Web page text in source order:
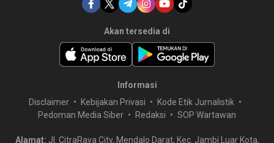
Akan tersedia di
Informasi
Disclaimer
Kebijakan Privasi
Kode Etik Jurnalistik
Pedoman Media Siber
Redaksi SOP Wartawan
Alamat: Jl. CitraRaya City, Mendalo Darat, Kec. Jambi Luar Kota,